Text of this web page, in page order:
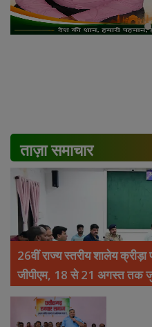
ताज़ा समाचार
26वीं राज्य स्तरीय शालेय क्रीड़ा
जीपीएम, 18 से 21 अगस्त तक